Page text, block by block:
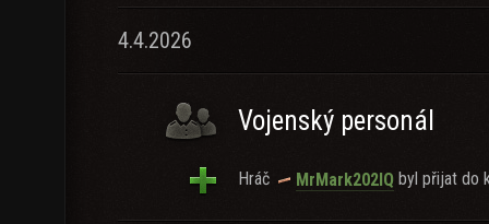
4.4.2026
Vojenský personál
Hráč MrMark202IQ byl přijat do